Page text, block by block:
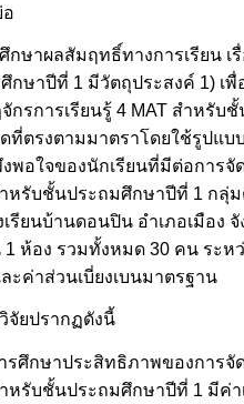
กษาผลสัมฤทธิ์ทางการเรียน
กษาปีที่ 1 มีวัตถุประสงค์ 1) เ
กรการเรียนรู้ 4 MAT สำหรับ
ที่ตรงตามมาตราโดยใช้รูปแบ
พอใจของนักเรียนที่มีต่อการจั
ำหรับชั้นประถมศึกษาปีที่ 1 กลุ่
เรียนบ้านดอนปิน อำเภอเมือง
1 ห้อง รวมทั้งหมด 30 คน ระห
ะค่าส่วนเบี่ยงเบนมาตรฐาน
จัยปรากฏดังนี้
รศึกษาประสิทธิภาพของการจั
หรับชั้นประถมศึกษาปีที่ 1 มีค่า